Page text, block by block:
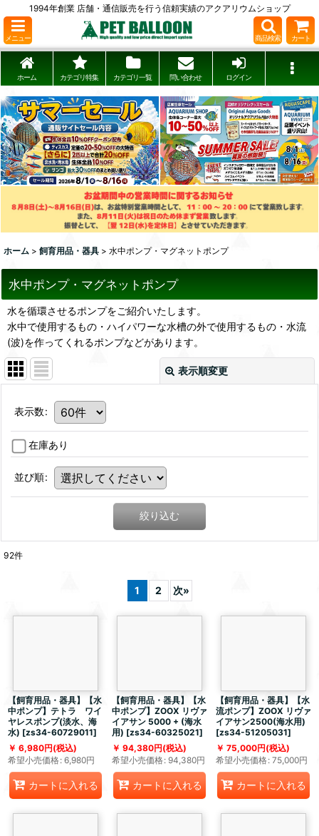
1994年創業 店舗・通信販売を行う信頼実績のアクアリウムショップ
メニュー 商品検索 カート
ホーム カテゴリ特集 カテゴリ一覧 問い合わせ ログイン
ホーム > 飼育用品・器具 > 水中ポンプ・マグネットポンプ
水中ポンプ・マグネットポンプ
水を循環させるポンプをご紹介いたします。
水中で使用するもの・ハイパワーな水槽の外で使用するもの・水流
(波)を作ってくれるポンプなどがあります。
表示順変更
表示数:
在庫あり
並び順:
絞り込む
92件
1 2 次»
【飼育用品・器具】【水
中ポンプ】テトラ ワイ
ヤレスポンプ(淡水、海
水) [zs34-60729011]
6,980円(税込)
希望小売価格: 6,980円
カートに入れる
【飼育用品・器具】【水
中ポンプ】ZOOX リヴァ
イアサン 5000 + (海水
用) [zs34-60325021]
94,380円(税込)
希望小売価格: 94,380円
カートに入れる
【飼育用品・器具】【水
流ポンプ】ZOOX リヴァ
イアサン2500(海水用)
[zs34-51205031]
75,000円(税込)
希望小売価格: 75,000円
カートに入れる